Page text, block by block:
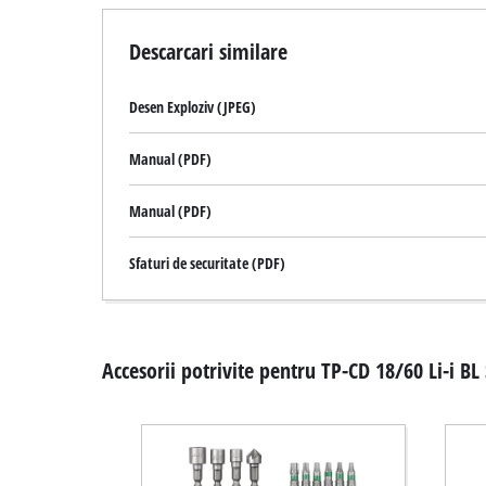
Descarcari similare
Desen Exploziv (JPEG)
Manual (PDF)
Manual (PDF)
Sfaturi de securitate (PDF)
Accesorii potrivite pentru TP-CD 18/60 Li-i BL